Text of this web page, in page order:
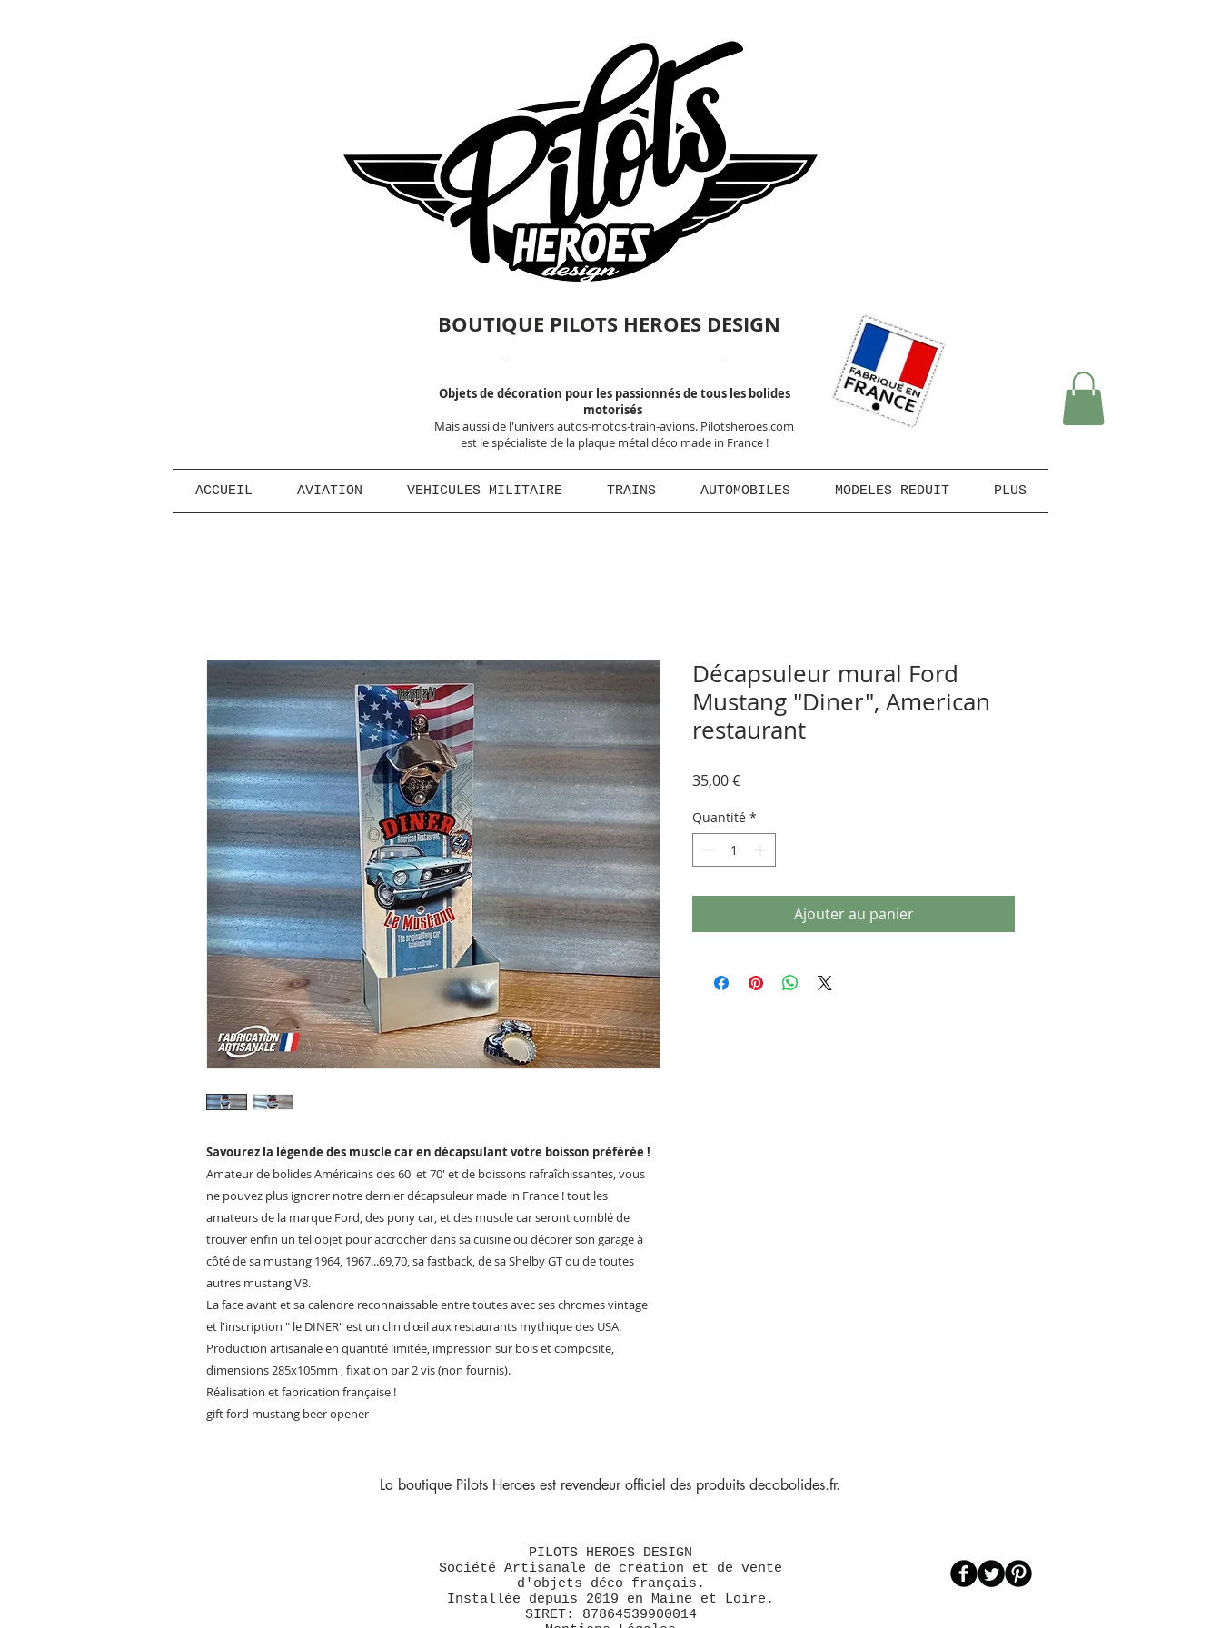
BOUTIQUE PILOTS HEROES DESIGN
Objets de décoration pour les passionnés de tous les bolides
motorisés
Mais aussi de l'univers autos-motos-train-avions. Pilotsheroes.com
est le spécialiste de la plaque métal déco made in France !
ACCUEIL AVIATION VEHICULES MILITAIRE TRAINS AUTOMOBILES MODELES REDUIT PLUS
Savourez la légende des muscle car en décapsulant votre boisson préférée !
Amateur de bolides Américains des 60' et 70' et de boissons rafraîchissantes, vous
ne pouvez plus ignorer notre dernier décapsuleur made in France ! tout les
amateurs de la marque Ford, des pony car, et des muscle car seront comblé de
trouver enfin un tel objet pour accrocher dans sa cuisine ou décorer son garage à
côté de sa mustang 1964, 1967...69,70, sa fastback, de sa Shelby GT ou de toutes
autres mustang V8.
La face avant et sa calendre reconnaissable entre toutes avec ses chromes vintage
et l'inscription " le DINER" est un clin d'œil aux restaurants mythique des USA.
Production artisanale en quantité limitée, impression sur bois et composite,
dimensions 285x105mm , fixation par 2 vis (non fournis).
Réalisation et fabrication française !
gift ford mustang beer opener
Décapsuleur mural Ford
Mustang "Diner", American
restaurant
35,00 €Prix
Quantité *
Ajouter au panier
La boutique Pilots Heroes est revendeur officiel des produits decobolides.fr.
PILOTS HEROES DESIGN
Société Artisanale de création et de vente
d'objets déco français.
Installée depuis 2019 en Maine et Loire.
SIRET: 87864539900014